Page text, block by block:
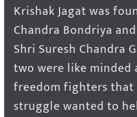
Krishak Jagat was
Chandra Bondriya
Shri Suresh Chandra
two were like
freedom fighters
struggle wanted to